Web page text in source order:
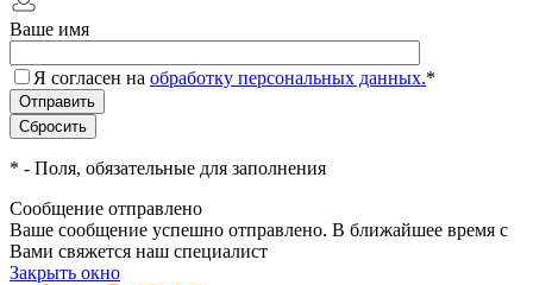
Ваше имя
Я согласен на обработку персональных данных.*
* - Поля, обязательные для заполнения
Сообщение отправлено
Ваше сообщение успешно отправлено. В ближайшее время с
Вами свяжется наш специалист
Закрыть окно